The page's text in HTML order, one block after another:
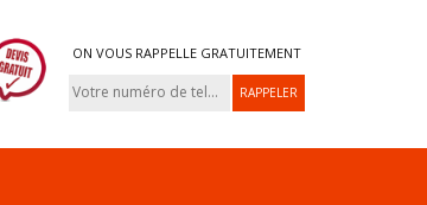
ON VOUS RAPPELLE GRATUITEMENT